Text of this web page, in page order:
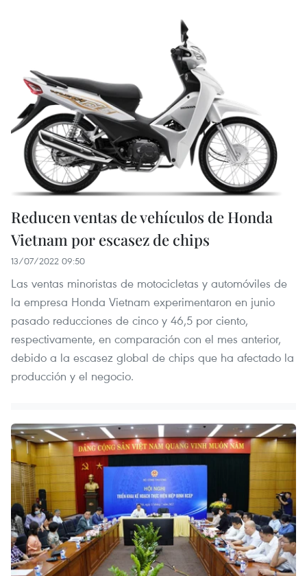
Reducen ventas de vehículos de Honda
Vietnam por escasez de chips
13/07/2022 09:50
Las ventas minoristas de motocicletas y automóviles de
la empresa Honda Vietnam experimentaron en junio
pasado reducciones de cinco y 46,5 por ciento,
respectivamente, en comparación con el mes anterior,
debido a la escasez global de chips que ha afectado la
producción y el negocio.